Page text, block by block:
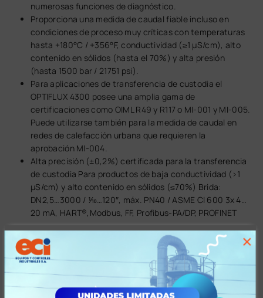
numerosas funciones de diagnóstico.
Proporciona una medida de caudal fiable incluso en
condiciones de proceso muy críticas con temperaturas
hasta +180°C / +356°F, conductividad (≥1 µS/cm), alto
contenido en sólidos (hasta el 70%) y alta presión
(hasta 1500 bar / 21751 psi).
Para aplicaciones de transferencia de custodia el
OPTIFLUX 4300 posee una amplia gama de
certificaciones como OIML R49 y R117 o MI-001 y MI-005.
Puede utilizarse también para la medida de caudal en
redes de calefacción urbana que requieren la
aprobación MI-004.
Alta precisión (±0,2%) certificada para la transferencia
de custodia Para productos de baja conductividad (>1
μS/cm) y alto contenido en sólidos (≤70%) Brida:
DN2,5…3000 / ⅒…120″, máx. PN40 / ASME Cl 600 3x 4…
20 mA, HART®,Modbus, FF, Profibus-PA/DP, PROFINET
Especificaciones ×